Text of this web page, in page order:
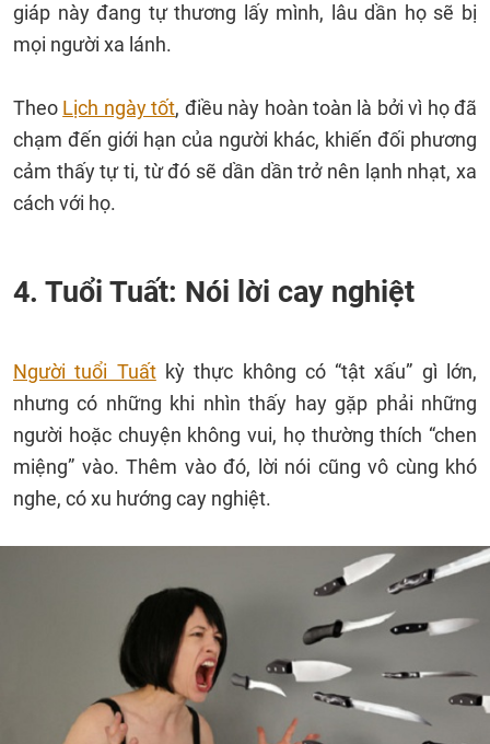
giáp này đang tự thương lấy mình, lâu dần họ sẽ bị
mọi người xa lánh.
Theo Lịch ngày tốt, điều này hoàn toàn là bởi vì họ đã
chạm đến giới hạn của người khác, khiến đối phương
cảm thấy tự ti, từ đó sẽ dần dần trở nên lạnh nhạt, xa
cách với họ.
4. Tuổi Tuất: Nói lời cay nghiệt
Người tuổi Tuấtkỳ thực không có “tật xấu” gì lớn,
nhưng có những khi nhìn thấy hay gặp phải những
người hoặc chuyện không vui, họ thường thích “chen
miệng” vào. Thêm vào đó, lời nói cũng vô cùng khó
nghe, có xu hướng cay nghiệt.